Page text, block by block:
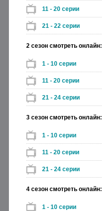
11 - 20 серии
21 - 22 серии
2 сезон смотреть онлайн:
1 - 10 серии
11 - 20 серии
21 - 24 серии
3 сезон смотреть онлайн:
1 - 10 серии
11 - 20 серии
21 - 24 серии
4 сезон смотреть онлайн:
1 - 10 серии